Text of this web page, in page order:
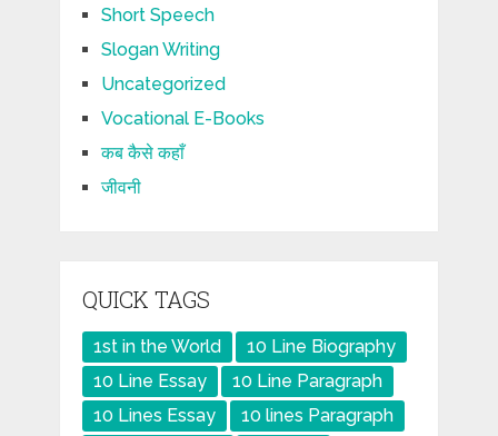
Short Speech
Slogan Writing
Uncategorized
Vocational E-Books
कब कैसे कहाँ
जीवनी
QUICK TAGS
1st in the World
10 Line Biography
10 Line Essay
10 Line Paragraph
10 Lines Essay
10 lines Paragraph